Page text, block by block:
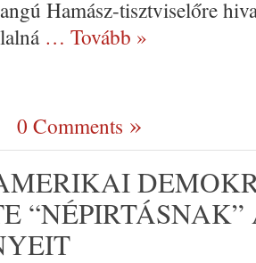
Hamász-tisztviselőre
… Tovább »
0 Comments